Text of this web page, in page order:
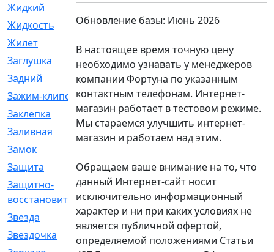
Жидкий
[5]
Жидкость
[80]
Жилет
Заглушка
[21]
Задний
[528]
Зажим-клипса
[1]
Заклепка
[1]
Заливная
Замок
Защита
[79]
Защитно-
восстановительный
[4]
Звезда
[1]
Звездочка
[5]
Обновление базы: Июнь 2026
В настоящее время точную цену
необходимо узнавать у менеджеров
компании Фортуна по указанным
контактным телефонам. Интернет-
магазин работает в тестовом режиме.
Мы стараемся улучшить интернет-
магазин и работаем над этим.
Обращаем ваше внимание на то, что
данный Интернет-сайт носит
исключительно информационный
характер и ни при каких условиях не
является публичной офертой,
определяемой положениями Статьи